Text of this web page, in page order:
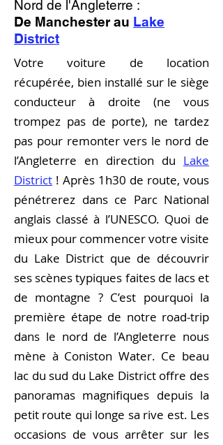
Nord de l'Angleterre :
De Manchester au Lake
District
Votre voiture de location
récupérée, bien installé sur le siège
conducteur à droite (ne vous
trompez pas de porte), ne tardez
pas pour remonter vers le nord de
l’Angleterre en direction du Lake
District ! Après 1h30 de route, vous
pénétrerez dans ce Parc National
anglais classé à l’UNESCO. Quoi de
mieux pour commencer votre visite
du Lake District que de découvrir
ses scènes typiques faites de lacs et
de montagne ? C’est pourquoi la
première étape de notre road-trip
dans le nord de l’Angleterre nous
mène à Coniston Water. Ce beau
lac du sud du Lake District offre des
panoramas magnifiques depuis la
petit route qui longe sa rive est. Les
occasions de vous arrêter sur les